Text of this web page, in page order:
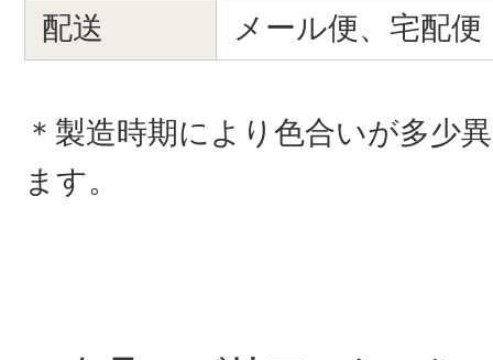
配送
メール便、宅配便
＊製造時期により色合いが多少
ます。